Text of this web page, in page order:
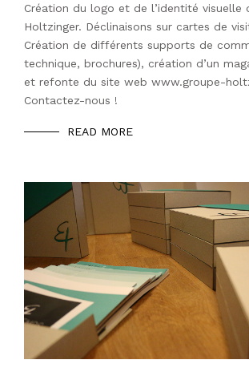
Création du logo et de l’identité visuelle
Holtzinger. Déclinaisons sur cartes de
Création de différents supports de
technique, brochures), création d’un
et refonte du site web www.groupe-
Contactez-nous !
READ MORE